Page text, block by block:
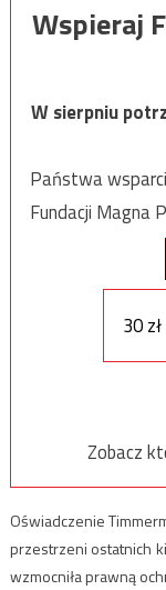
Wspieraj
W sierpniu
Państwa
Fundacji Magna
30 zł
Zobacz
Oświadczenie
przestrzeni ostatnich
wzmocniła prawną